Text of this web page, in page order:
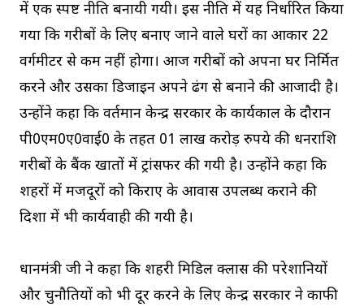
में एक स्पष्ट नीति बनायी गयी। इस नीति में यह निर्धारित किया
गया कि गरीबों के लिए बनाए जाने वाले घरों का आकार 22
वर्गमीटर से कम नहीं होगा। आज गरीबों को अपना घर निर्मित
करने और उसका डिजाइन अपने ढंग से बनाने की आजादी है।
उन्होंने कहा कि वर्तमान केन्द्र सरकार के कार्यकाल के दौरान
पी0एम0ए0वाई0 के तहत 01 लाख करोड़ रुपये की धनराशि
गरीबों के बैंक खातों में ट्रांसफर की गयी है। उन्होंने कहा कि
शहरों में मजदूरों को किराए के आवास उपलब्ध कराने की
दिशा में भी कार्यवाही की गयी है।
प्रधानमंत्री जी ने कहा कि शहरी मिडिल क्लास की परेशानियों
और चुनौतियों को भी दूर करने के लिए केन्द्र सरकार ने काफी